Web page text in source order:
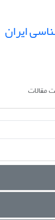
ایران
مقالات